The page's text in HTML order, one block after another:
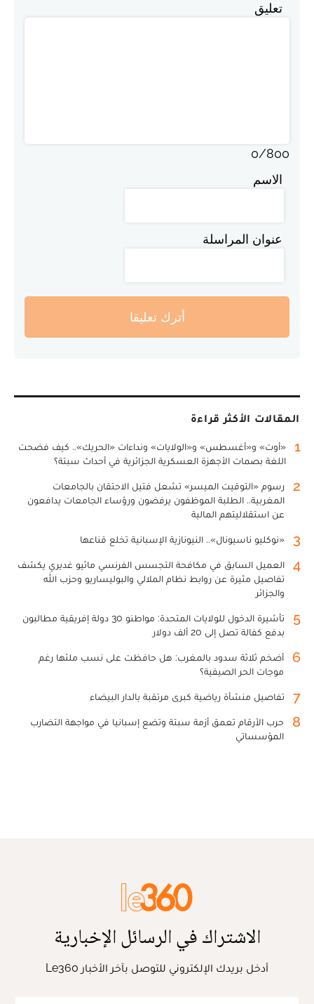
تعليق
0/800
الاسم
عنوان المراسلة
أترك تعليقا
المقالات الأكثر قراءة
1
«أوت» و«أغسطس» و«الولايات» ونداءات «الحريك».. كيف فضحت
اللغة بصمات الأجهزة العسكرية الجزائرية في أحداث سبتة؟
2
رسوم «التوقيت الميسر» تشعل فتيل الاحتقان بالجامعات
المغربية.. الطلبة الموظفون يرفضون ورؤساء الجامعات يدافعون
عن استقلاليتهم المالية
3 «نوكليو ناسيونال».. النيونازية الإسبانية تخلع قناعها
4
العميل السابق في مكافحة التجسس الفرنسي ماثيو غديري يكشف
تفاصيل مثيرة عن روابط نظام الملالي والبوليساريو وحزب الله
والجزائر
5
تأشيرة الدخول للولايات المتحدة: مواطنو 30 دولة إفريقية مطالبون
بدفع كفالة تصل إلى 20 ألف دولار
6
أضخم ثلاثة سدود بالمغرب: هل حافظت على نسب ملئها رغم
موجات الحر الصيفية؟
7 تفاصيل منشأة رياضية كبرى مرتقبة بالدار البيضاء
8
حرب الأرقام تعمق أزمة سبتة وتضع إسبانيا في مواجهة التضارب
المؤسساتي
الاشتراك في الرسائل الإخبارية
أدخل بريدك الإلكتروني للتوصل بآخر الأخبار Le360